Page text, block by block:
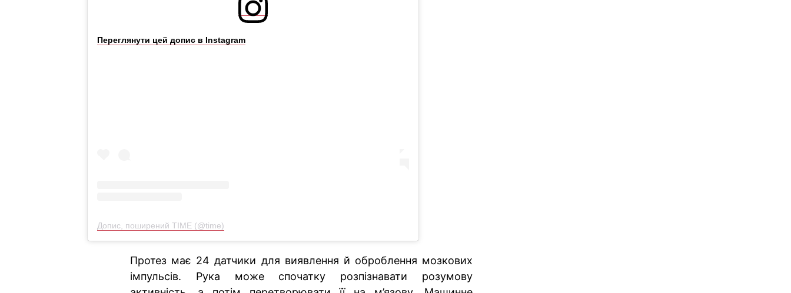
Переглянути цей допис в Instagram
Допис, поширений TIME (@time)
Протез має 24 датчики для виявлення й оброблення мозкових
імпульсів. Рука може спочатку розпізнавати розумову